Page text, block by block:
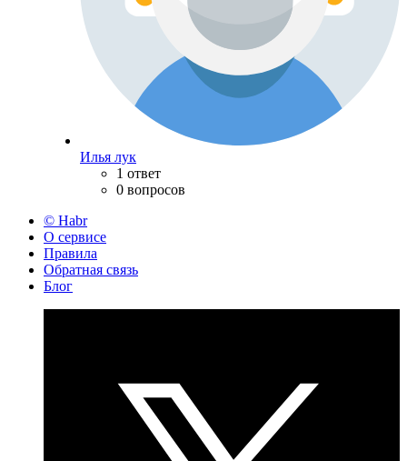
Илья лук
1 ответ
0 вопросов
© Habr
О сервисе
Правила
Обратная связь
Блог